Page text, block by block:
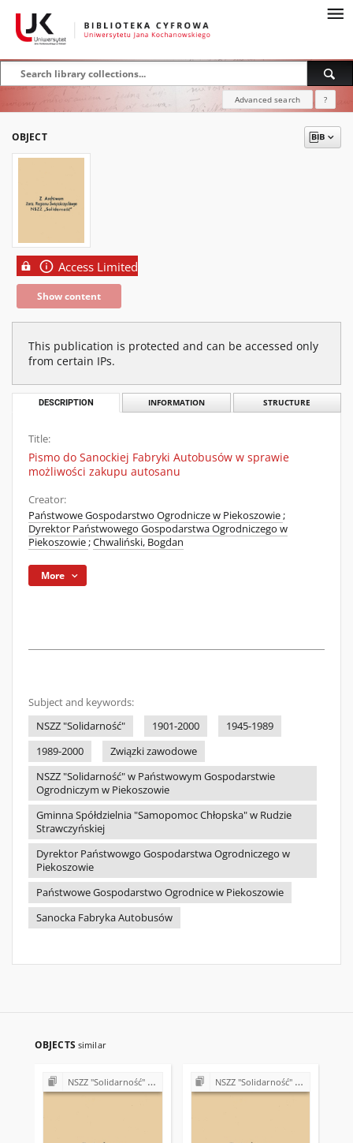
Advanced search ?
OBJECT
Access Limited
Show content
This publication is protected and can be accessed only
from certain IPs.
DESCRIPTION INFORMATION STRUCTURE
Title:
Pismo do Sanockiej Fabryki Autobusów w sprawie
możliwości zakupu autosanu
Creator:
Państwowe Gospodarstwo Ogrodnicze w Piekoszowie;
Dyrektor Państwowego Gospodarstwa Ogrodniczego w
Piekoszowie;Chwaliński, Bogdan
More
Subject and keywords:
NSZZ "Solidarność"
1901-2000
1945-1989
1989-2000
Związki zawodowe
NSZZ "Solidarność" w Państwowym Gospodarstwie
Ogrodniczym w Piekoszowie
Gminna Spółdzielnia "Samopomoc Chłopska" w Rudzie
Strawczyńskiej
Dyrektor Państwowgo Gospodarstwa Ogrodniczego w
Piekoszowie
Państwowe Gospodarstwo Ogrodnice w Piekoszowie
Sanocka Fabryka Autobusów
OBJECTS similar
NSZZ "Solidarność" w Państwowym Gospodarstwie Ogrodniczym w Piekoszowie NSZZ "Solidarność" w Państwowym Gospodarstwie Ogrodniczym w Piekoszowie